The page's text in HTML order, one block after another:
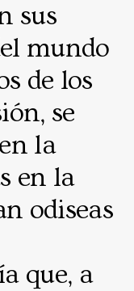
sus
mundo
de los
se
la
en la
odiseas
que, a